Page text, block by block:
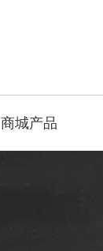
商城产品